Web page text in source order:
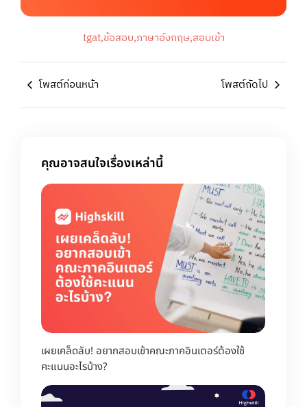
tgat,ข้อสอบ,ภาษาอังกฤษ,สอบเข้า
โพสต์ก่อนหน้า โพสต์ถัดไป
คุณอาจสนใจเรื่องเหล่านี้
เผยเคล็ดลับ! อยากสอบเข้าคณะภาคอินเตอร์ต้องใช้
คะแนนอะไรบ้าง?